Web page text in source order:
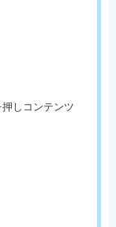
しコンテンツ